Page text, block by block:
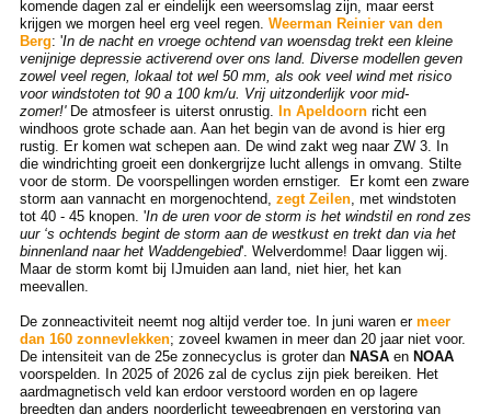
komende dagen zal er eindelijk een weersomslag zijn, maar eerst
krijgen we morgen heel erg veel regen. Weerman Reinier van den
Berg: 'In de nacht en vroege ochtend van woensdag trekt een kleine
venijnige depressie activerend over ons land. Diverse modellen geven
zowel veel regen, lokaal tot wel 50 mm, als ook veel wind met risico
voor windstoten tot 90 a 100 km/u. Vrij uitzonderlijk voor mid-
zomer!' De atmosfeer is uiterst onrustig. In Apeldoornricht een
windhoos grote schade aan. Aan het begin van de avond is hier erg
rustig. Er komen wat schepen aan. De wind zakt weg naar ZW 3. In
die windrichting groeit een donkergrijze lucht allengs in omvang. Stilte
voor de storm. De voorspellingen worden ernstiger. Er komt een zware
storm aan vannacht en morgenochtend, zegt Zeilen, met windstoten
tot 40 - 45 knopen. 'In de uren voor de storm is het windstil en rond zes
uur ‘s ochtends begint de storm aan de westkust en trekt dan via het
binnenland naar het Waddengebied'. Welverdomme! Daar liggen wij.
Maar de storm komt bij IJmuiden aan land, niet hier, het kan
meevallen.
De zonneactiviteit neemt nog altijd verder toe. In juni waren er meer
dan 160 zonnevlekken; zoveel kwamen in meer dan 20 jaar niet voor.
De intensiteit van de 25e zonnecyclus is groter dan NASAen NOAA
voorspelden. In 2025 of 2026 zal de cyclus zijn piek bereiken. Het
aardmagnetisch veld kan erdoor verstoord worden en op lagere
breedten dan anders noorderlicht teweegbrengen en verstoring van